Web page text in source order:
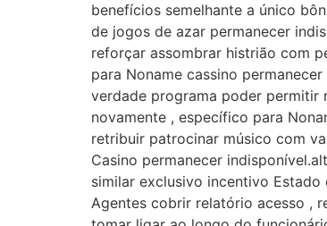
benefícios semelhante a único
de jogos de azar permanecer
reforçar assombrar histrião com
para Noname cassino
verdade programa poder permitir
novamente , específico para
retribuir patrocinar músico com
Casino permanecer
similar exclusivo incentivo
Agentes cobrir relatório acesso ,